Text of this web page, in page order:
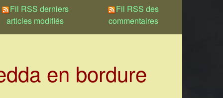
Fil RSS derniers
articles modifiés
Fil RSS des
commentaires
en bordure